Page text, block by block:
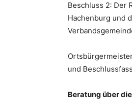
Beschluss 2: Der
Hachenburg und
und
Beratung über